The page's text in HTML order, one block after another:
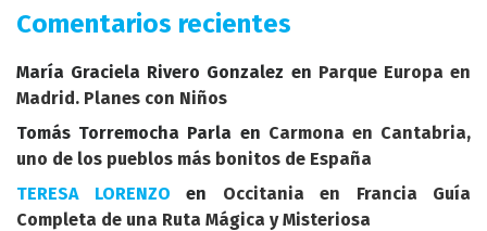
Comentarios recientes
María Graciela Rivero Gonzalez en Parque Europa en
Madrid. Planes con Niños
Tomás Torremocha Parla en Carmona en Cantabria,
uno de los pueblos más bonitos de España
TERESA LORENZO en Occitania en Francia Guía
Completa de una Ruta Mágica y Misteriosa